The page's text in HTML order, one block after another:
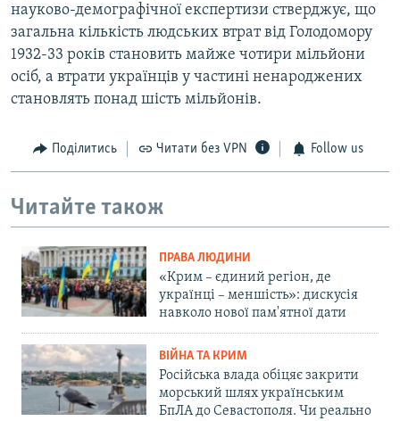
науково-демографічної експертизи стверджує, що
загальна кількість людських втрат від Голодомору
1932-33 років становить майже чотири мільйони
осіб, а втрати українців у частині ненароджених
становлять понад шість мільйонів.
Поділитись Читати без VPN Follow us
Читайте також
ПРАВА ЛЮДИНИ
«Крим – єдиний регіон, де
українці – меншість»: дискусія
навколо нової пам'ятної дати
ВІЙНА ТА КРИМ
Російська влада обіцяє закрити
морський шлях українським
БпЛА до Севастополя. Чи реально